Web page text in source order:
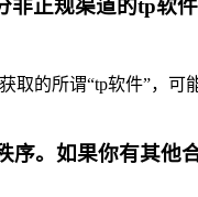
正规渠道的tp软
的所谓“tp软件”，可
。如果你有其他